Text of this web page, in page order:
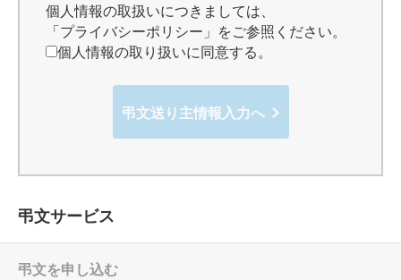
個人情報の取扱いにつきましては、
「プライバシーポリシー」 をご参照ください。
個人情報の取り扱いに同意する。
弔文送り主情報入力へ
弔文サービス
弔文を申し込む